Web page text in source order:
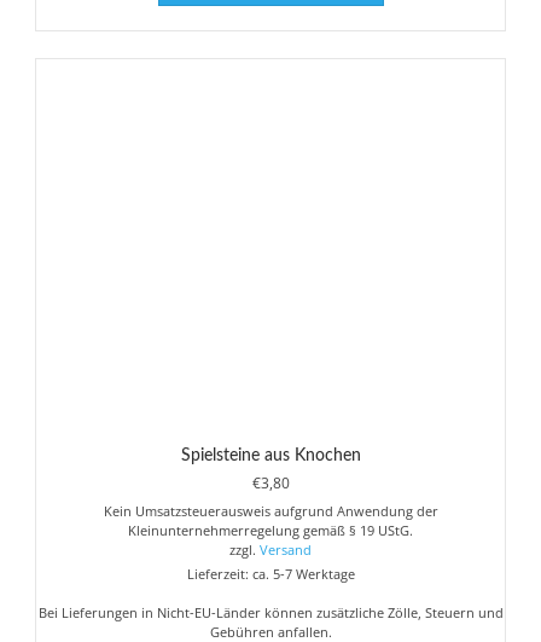
Spielsteine aus Knochen
€3,80
Kein Umsatzsteuerausweis aufgrund Anwendung der
Kleinunternehmerregelung gemäß § 19 UStG.
zzgl. Versand
Lieferzeit: ca. 5-7 Werktage
Bei Lieferungen in Nicht-EU-Länder können zusätzliche Zölle, Steuern und
Gebühren anfallen.